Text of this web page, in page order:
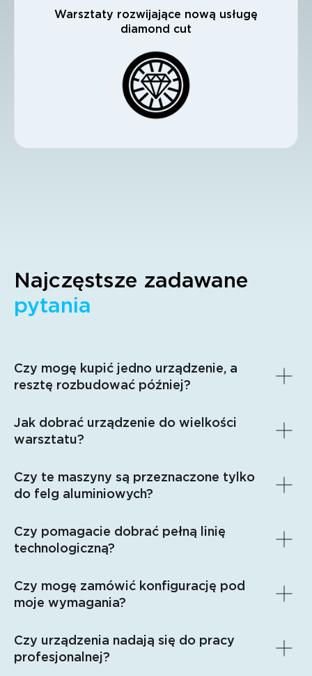
Warsztaty rozwijające nową usługę
diamond cut
Najczęstsze zadawane
pytania
Czy mogę kupić jedno urządzenie, a
resztę rozbudować później?
Jak dobrać urządzenie do wielkości
warsztatu?
Czy te maszyny są przeznaczone tylko
do felg aluminiowych?
Czy pomagacie dobrać pełną linię
technologiczną?
Czy mogę zamówić konfigurację pod
moje wymagania?
Czy urządzenia nadają się do pracy
profesjonalnej?